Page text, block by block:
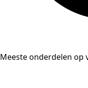
Meeste onderdelen op